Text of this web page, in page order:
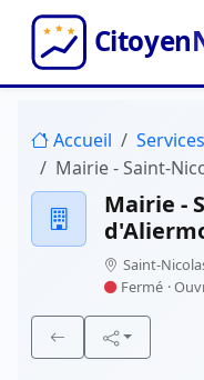
Accueil
Services
Mairie - Saint-
Mairie -
Saint-
Fermé ·